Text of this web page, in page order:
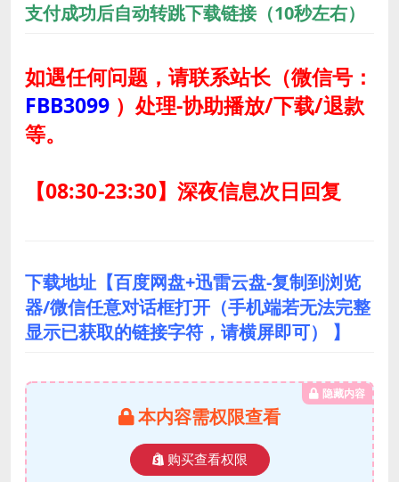
支付成功后自动转跳下载链接（10秒左右）
如遇任何问题，请联系站长（微信号：
FBB3099 ） 处理-协助播放/下载/退款
等。
【08:30-23:30】深夜信息次日回复
下载地址【百度网盘+迅雷云盘-复制到浏览
器/微信任意对话框打开（手机端若无法完整
显示已获取的链接字符，请横屏即可） 】
隐藏内容
本内容需权限查看
购买查看权限